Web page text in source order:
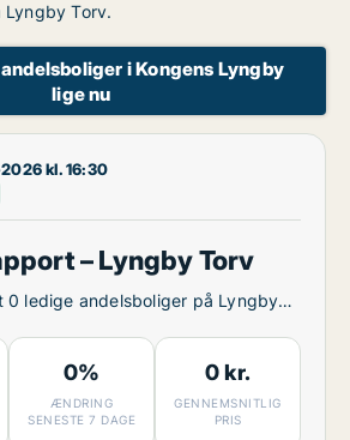
Torv.
i Kongens Lyngby
lige nu
kl. 16:30
– Lyngby Torv
0 ledige andelsboliger på Lyngby
0%
ÆNDRING
SENESTE 7 DAGE
0 kr.
GENNEMSNITLIG
PRIS